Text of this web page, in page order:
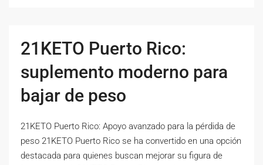
21KETO Puerto Rico:
suplemento moderno para
bajar de peso
21KETO Puerto Rico: Apoyo avanzado para la pérdida de
peso 21KETO Puerto Rico se ha convertido en una opción
destacada para quienes buscan mejorar su figura de